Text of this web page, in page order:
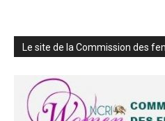
Le site de la Commission des